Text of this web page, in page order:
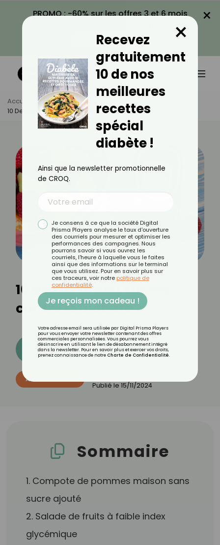
PROMO : -60% sur les offres 3 et 6 mois
VOIR LA PROMO
×
Accueil Actus
Alimentation
10 Desserts Peu Sucrés Contre Le Diabète
10 desserts peu sucrés
contre le diabète
Découvrez les 11 menus CROQ
ALIMENTATION
Publié le 15/11/2024
Sommaire
1. Compote de pommes maison sans
sucre ajouté
2. Salade de fruits à faible index
glycémique
Recevez
gratuitement
10 de nos
meilleures
recettes
spécial
diabète !
×
Ainsi que la newsletter promotionnelle
de CROQ.
Je consens à ce que la société Digital
Prisma Players analyse le taux d'ouverture
des courriels pour mesurer et optimiser les
performances des campagnes. Nous
pourrons savoir si vous ouvrez les
courriels, l'heure à laquelle vous le faites
ainsi que des informations sur le terminal
que vous utilisez. Pour en savoir plus sur
ces traceurs, voir notre politique de
confidentialité.
Je reçois mon cadeau !
Votre adresse email sera utilisée par Digital Prisma Players
pour vous envoyer votre newsletter contenant des offres
commerciales personnalisées. Vous pourrez vous
désinscrire en utilisant le lien de désabonnement intégré
dans la newsletter. Pour en savoir plus et exercer vos droits,
prenez connaissance de notre Charte de Confidentialité.